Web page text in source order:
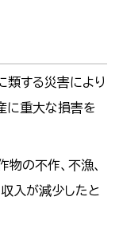
類する災害により
に重大な損害を
の不作、不漁、
入が減少したと